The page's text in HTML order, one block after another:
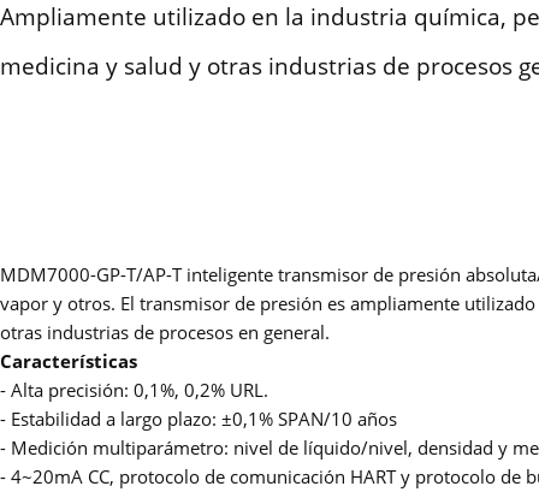
Ampliamente utilizado en la industria química,
medicina y salud y otras industrias de procesos
MDM7000-GP-T/AP-T inteligente transmisor de presión
vapor y otros. El transmisor de presión es ampliamente
otras industrias de procesos en general.
Características
- Alta precisión: 0,1%, 0,2% URL.
- Estabilidad a largo plazo: ±0,1% SPAN/10 años
- Medición multiparámetro: nivel de líquido/nivel, densidad y
- 4~20mA CC, protocolo de comunicación HART y protocolo de